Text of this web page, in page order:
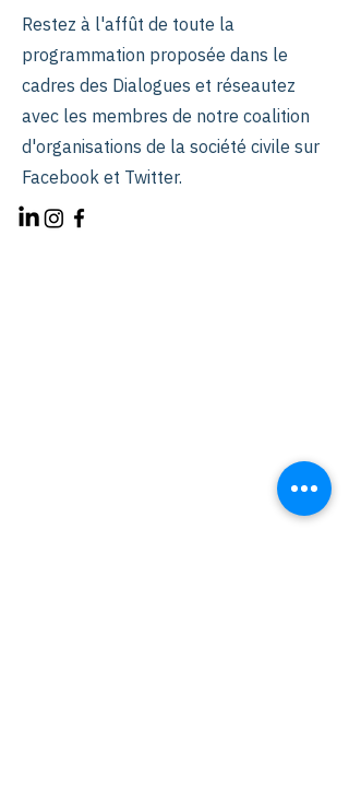
Restez à l'affût de toute la
programmation proposée dans le
cadres des Dialogues et réseautez
avec les membres de notre coalition
d'organisations de la société civile sur
Facebook et Twitter.